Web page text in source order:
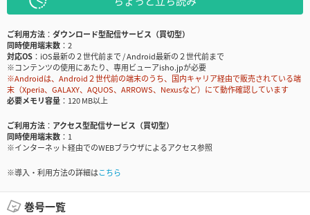
ご利用方法
ダウンロード型配信サービス（買切型）
同時使用端末数
2
対応OS
iOS最新の２世代前まで / Android最新の２世代前まで
※コンテンツの使用にあたり、専用ビューアisho.jpが必要
※Androidは、Android２世代前の端末のうち、国内キャリア経由で販売されている端
末（Xperia、GALAXY、AQUOS、ARROWS、Nexusなど）にて動作確認しています
必要メモリ容量
120 MB以上
ご利用方法
アクセス型配信サービス（買切型）
同時使用端末数
1
※インターネット経由でのWEBブラウザによるアクセス参照
※導入・利用方法の詳細はこちら
巻号一覧